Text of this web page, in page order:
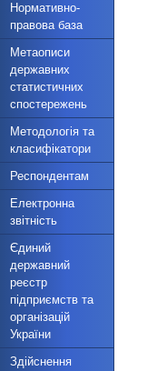
Нормативно-
правова база
Метаописи
державних
статистичних
спостережень
Методологія та
класифікатори
Респондентам
Електронна
звітність
Єдиний
державний
реєстр
підприємств та
організацій
України
Здійснення